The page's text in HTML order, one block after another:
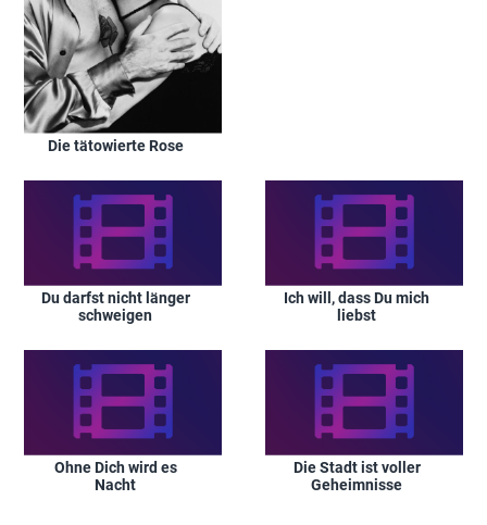
Die tätowierte Rose
Du darfst nicht länger
schweigen
Ich will, dass Du mich
liebst
Ohne Dich wird es
Nacht
Die Stadt ist voller
Geheimnisse